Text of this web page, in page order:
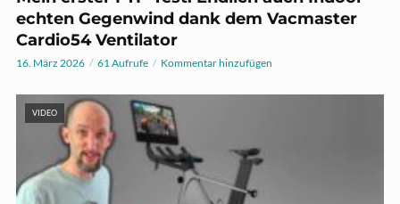
echten Gegenwind dank dem Vacmaster
Cardio54 Ventilator
16. März 2026 61 Aufrufe Kommentar hinzufügen
VIDEO